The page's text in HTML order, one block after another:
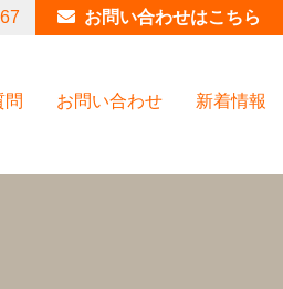
お問い合わせはこちら
問 お問い合わせ 新着情報